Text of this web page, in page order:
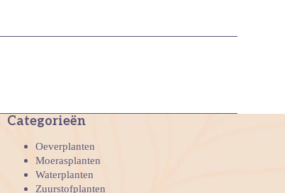
Categorieën
Oeverplanten
Moerasplanten
Waterplanten
Zuurstofplanten